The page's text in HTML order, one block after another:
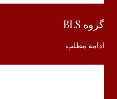
گروه BLS
ادامه مطلب